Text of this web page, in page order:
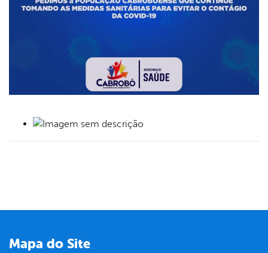
Mapa do Site